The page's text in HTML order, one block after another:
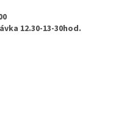
12.30-13-30hod.